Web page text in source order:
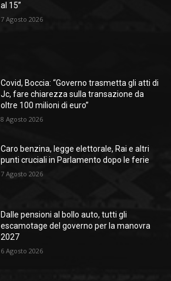
al 15”
7 Agosto 2026
Covid, Boccia: “Governo trasmetta gli atti di
Jc, fare chiarezza sulla transazione da
oltre 100 milioni di euro”
8 Agosto 2026
Caro benzina, legge elettorale, Rai e altri
punti cruciali in Parlamento dopo le ferie
7 Agosto 2026
Dalle pensioni al bollo auto, tutti gli
escamotage del governo per la manovra
2027
6 Agosto 2026